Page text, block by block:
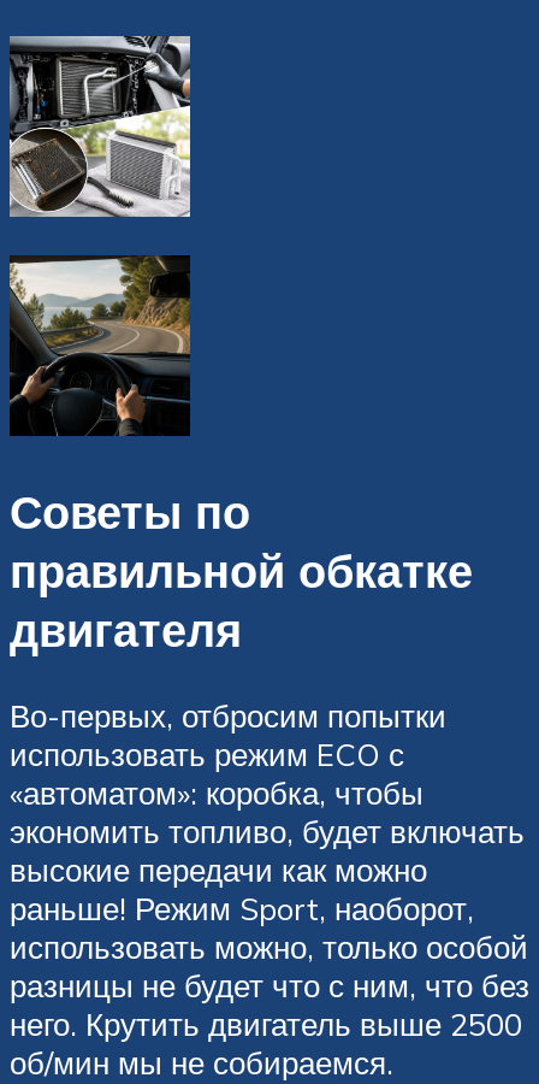
Советы по
правильной обкатке
двигателя
Во-первых, отбросим попытки
использовать режим ECO с
«автоматом»: коробка, чтобы
экономить топливо, будет включать
высокие передачи как можно
раньше! Режим Sport, наоборот,
использовать можно, только особой
разницы не будет что с ним, что без
него. Крутить двигатель выше 2500
об/мин мы не собираемся.